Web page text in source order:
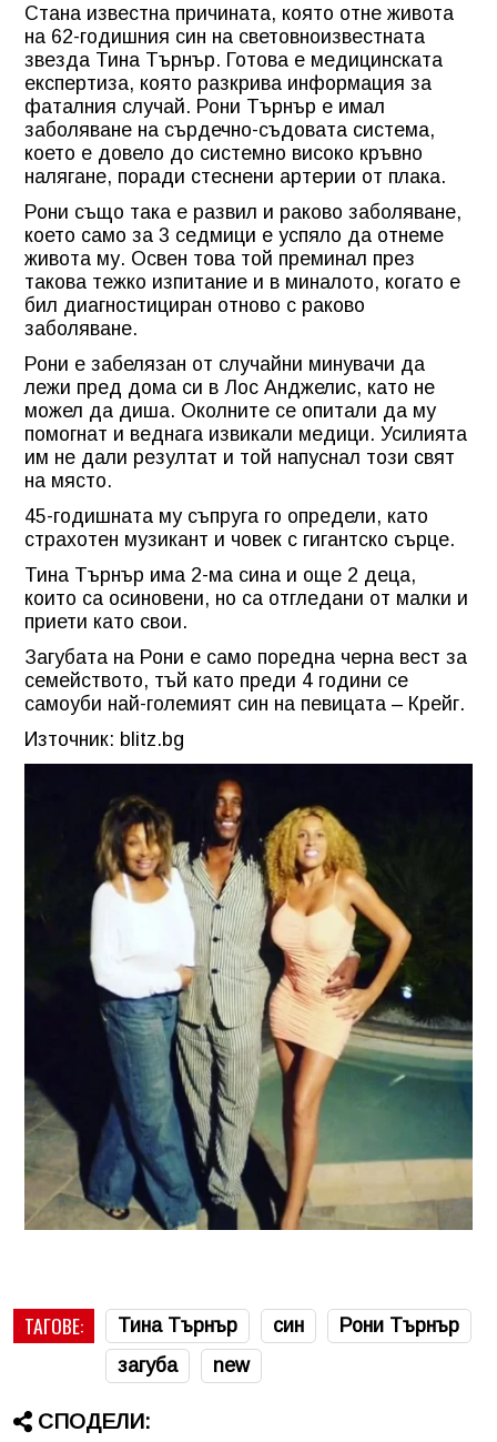
Стана известна причината, която отне живота
на 62-годишния син на световноизвестната
звезда Тина Търнър. Готова е медицинската
експертиза, която разкрива информация за
фаталния случай. Рони Търнър е имал
заболяване на сърдечно-съдовата система,
което е довело до системно високо кръвно
налягане, поради стеснени артерии от плака.
Рони също така е развил и раково заболяване,
което само за 3 седмици е успяло да отнеме
живота му. Освен това той преминал през
такова тежко изпитание и в миналото, когато е
бил диагностициран отново с раково
заболяване.
Рони е забелязан от случайни минувачи да
лежи пред дома си в Лос Анджелис, като не
можел да диша. Околните се опитали да му
помогнат и веднага извикали медици. Усилията
им не дали резултат и той напуснал този свят
на място.
45-годишната му съпруга го определи, като
страхотен музикант и човек с гигантско сърце.
Тина Търнър има 2-ма сина и още 2 деца,
които са осиновени, но са отгледани от малки и
приети като свои.
Загубата на Рони е само поредна черна вест за
семейството, тъй като преди 4 години се
самоуби най-големият син на певицата – Крейг.
Източник: blitz.bg
ТАГОВЕ: Тина Търнър син
Рони Търнър
загуба
new
СПОДЕЛИ: